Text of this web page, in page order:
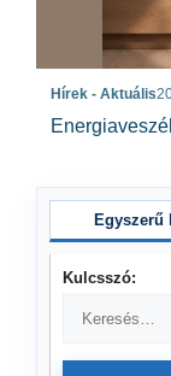
Hírek - Aktuális
Egyszerű
Kulcsszó: